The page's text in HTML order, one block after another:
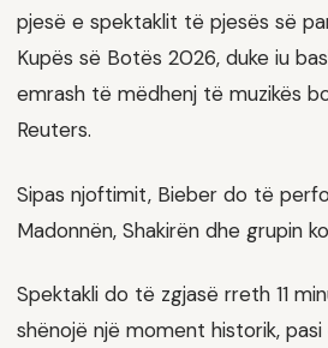
pjesë e spektaklit të pjesës së
Kupës së Botës 2026, duke iu
emrash të mëdhenj të muzikës
Reuters.
Sipas njoftimit, Bieber do të
Madonnën, Shakirën dhe grupin
Spektakli do të zgjasë rreth 11
shënojë një moment historik,